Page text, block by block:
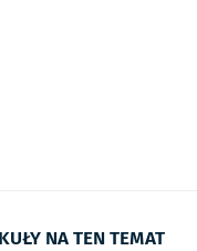
NA TEN TEMAT